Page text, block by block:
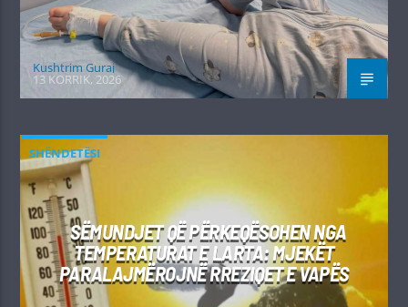
Kushtrim Guraj
13 KORRIK, 2026
SHËNDETËSI
SËMUNDJET QË PËRKEQËSOHEN NGA
TEMPERATURAT E LARTA: MJEKËT
PARALAJMËROJNË RREZIQET E VAPËS